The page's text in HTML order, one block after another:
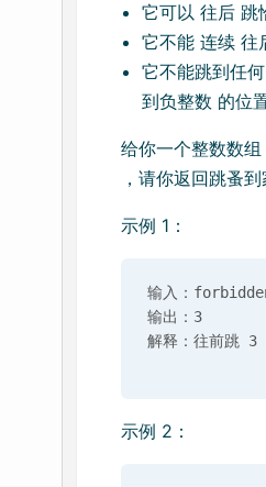
它可以 往后 跳
它不能 连续 往
它不能跳到任
到负整数 的位置
给你一个整数数
，请你返回跳蚤
示例 1：
输入：
输出：3
示例 2：